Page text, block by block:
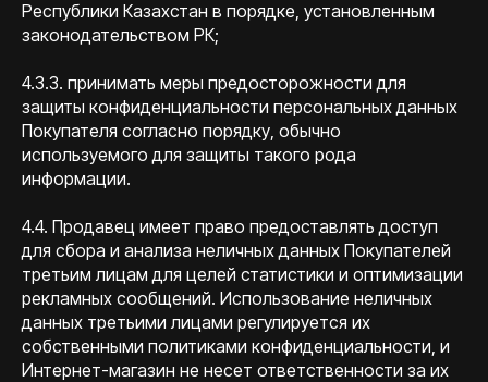
Республики Казахстан в порядке, установленным
законодательством РК;
4.3.3. принимать меры предосторожности для
защиты конфиденциальности персональных данных
Покупателя согласно порядку, обычно
используемого для защиты такого рода
информации.
4.4. Продавец имеет право предоставлять доступ
для сбора и анализа неличных данных Покупателей
третьим лицам для целей статистики и оптимизации
рекламных сообщений. Использование неличных
данных третьими лицами регулируется их
собственными политиками конфиденциальности, и
Интернет-магазин не несет ответственности за их